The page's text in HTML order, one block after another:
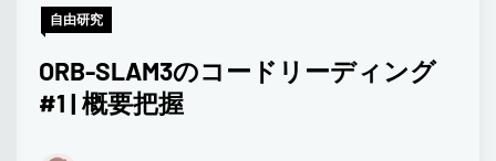
自由研究
ORB-SLAM3のコードリーディング
#1 | 概要把握